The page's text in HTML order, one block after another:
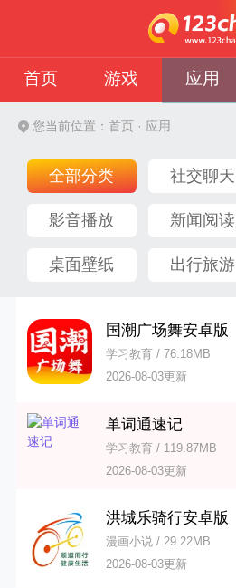
首页 游戏 应用
您当前位置： 首页· 应用
全部分类 社交聊天
影音播放 新闻阅读
桌面壁纸 出行旅游
国潮广场舞安卓版
学习教育 / 76.18MB
2026-08-03更新
单词通速记
学习教育 / 119.87MB
2026-08-03更新
洪城乐骑行安卓版
漫画小说 / 29.22MB
2026-08-03更新